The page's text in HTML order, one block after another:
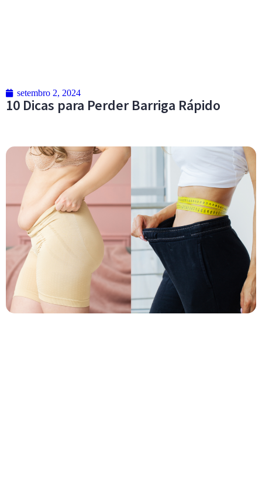
setembro 2, 2024
10 Dicas para Perder Barriga Rápido